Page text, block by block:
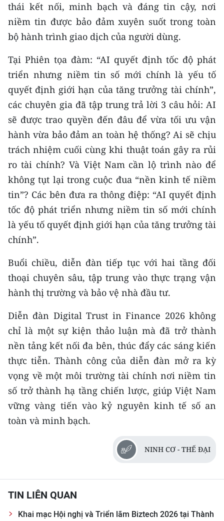
thái kết nối, minh bạch và đáng tin cậy, nơi
niềm tin được bảo đảm xuyên suốt trong toàn
bộ hành trình giao dịch của người dùng.
Tại Phiên tọa đàm: “AI quyết định tốc độ phát
triển nhưng niềm tin số mới chính là yếu tố
quyết định giới hạn của tăng trưởng tài chính”,
các chuyên gia đã tập trung trả lời 3 câu hỏi: AI
sẽ được trao quyền đến đâu để vừa tối ưu vận
hành vừa bảo đảm an toàn hệ thống? Ai sẽ chịu
trách nhiệm cuối cùng khi thuật toán gây ra rủi
ro tài chính? Và Việt Nam cần lộ trình nào để
không tụt lại trong cuộc đua “nền kinh tế niềm
tin”? Các bên đưa ra thông điệp: “AI quyết định
tốc độ phát triển nhưng niềm tin số mới chính
là yếu tố quyết định giới hạn của tăng trưởng tài
chính”.
Buổi chiều, diễn đàn tiếp tục với hai tầng đối
thoại chuyên sâu, tập trung vào thực trạng vận
hành thị trường và bảo vệ nhà đầu tư.
Diễn đàn Digital Trust in Finance 2026 không
chỉ là một sự kiện thảo luận mà đã trở thành
nền tảng kết nối đa bên, thúc đẩy các sáng kiến
thực tiễn. Thành công của diễn đàn mở ra kỳ
vọng về một môi trường tài chính nơi niềm tin
số trở thành hạ tầng chiến lược, giúp Việt Nam
vững vàng tiến vào kỷ nguyên kinh tế số an
toàn và minh bạch.
NINH CƠ - THẾ ĐẠI
TIN LIÊN QUAN
Khai mạc Hội nghị và Triển lãm Biztech 2026 tại Thành